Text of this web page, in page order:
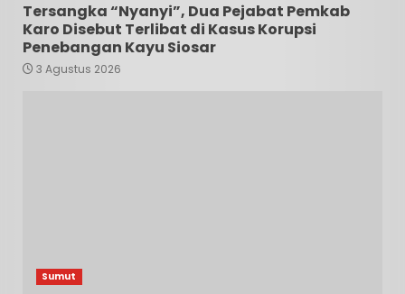
Tersangka “Nyanyi”, Dua Pejabat Pemkab
Karo Disebut Terlibat di Kasus Korupsi
Penebangan Kayu Siosar
3 Agustus 2026
Sumut